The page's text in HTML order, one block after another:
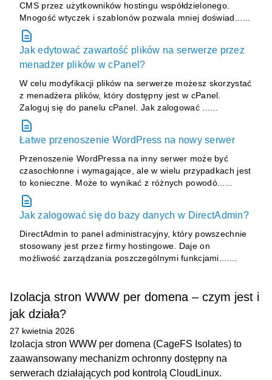
CMS przez użytkowników hostingu współdzielonego.
Mnogość wtyczek i szablonów pozwala mniej doświad......
Jak edytować zawartość plików na serwerze przez
menadżer plików w cPanel?
W celu modyfikacji plików na serwerze możesz skorzystać
z menadżera plików, który dostępny jest w cPanel.
Zaloguj się do panelu cPanel. Jak zalogować ......
Łatwe przenoszenie WordPress na nowy serwer
Przenoszenie WordPressa na inny serwer może być
czasochłonne i wymagające, ale w wielu przypadkach jest
to konieczne. Może to wynikać z różnych powodó......
Jak zalogować się do bazy danych w DirectAdmin?
DirectAdmin to panel administracyjny, który powszechnie
stosowany jest przez firmy hostingowe. Daje on
możliwość zarządzania poszczególnymi funkcjami.......
Izolacja stron WWW per domena – czym jest i
jak działa?
27 kwietnia 2026
Izolacja stron WWW per domena (CageFS Isolates) to
zaawansowany mechanizm ochronny dostępny na
serwerach działających pod kontrolą CloudLinux.